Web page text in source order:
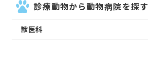
診療動物から動物病院を探す
獣医科